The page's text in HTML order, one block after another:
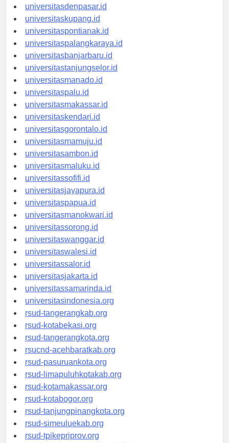
universitasbali.id
universitasdenpasar.id
universitaskupang.id
universitaspontianak.id
universitaspalangkaraya.id
universitasbanjarbaru.id
universitastanjungselor.id
universitasmanado.id
universitaspalu.id
universitasmakassar.id
universitaskendari.id
universitasgorontalo.id
universitasmamuju.id
universitasambon.id
universitasmaluku.id
universitassofifi.id
universitasjayapura.id
universitaspapua.id
universitasmanokwari.id
universitassorong.id
universitaswanggar.id
universitaswalesi.id
universitassalor.id
universitasjakarta.id
universitassamarinda.id
universitasindonesia.org
rsud-tangerangkab.org
rsud-kotabekasi.org
rsud-tangerangkota.org
rsucnd-acehbaratkab.org
rsud-pasuruankota.org
rsud-limapuluhkotakab.org
rsud-kotamakassar.org
rsud-kotabogor.org
rsud-tanjungpinangkota.org
rsud-simeuluekab.org